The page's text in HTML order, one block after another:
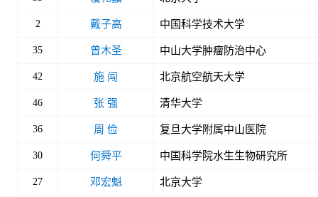
2 戴子高 中国科学技术大学
35 曾木圣 中山大学肿瘤防治中心
42 施 闯 北京航空航天大学
46 张 强 清华大学
36 周 俭 复旦大学附属中山医院
30 何舜平 中国科学院水生生物研究所
27 邓宏魁 北京大学